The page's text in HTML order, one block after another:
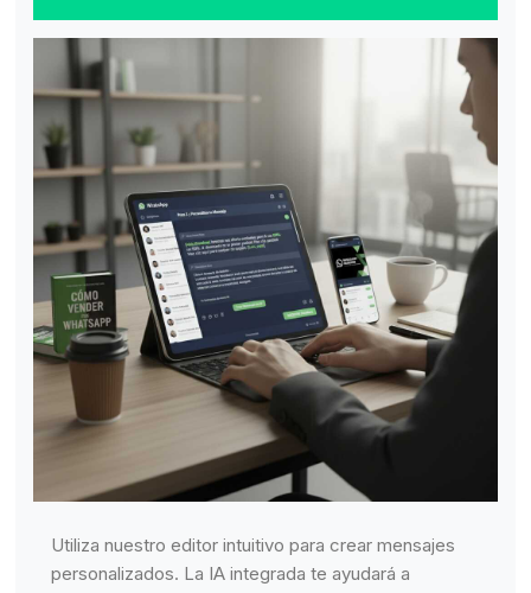
Utiliza nuestro editor intuitivo para crear mensajes
personalizados. La IA integrada te ayudará a